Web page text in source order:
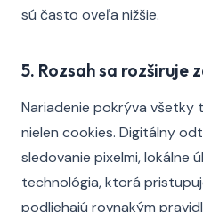
sú často oveľa nižšie.
5. Rozsah sa rozširuje
Nariadenie pokrýva všetky
nielen cookies. Digitálny
sledovanie pixelmi, lokálne
technológia, ktorá
podliehajú rovnakým